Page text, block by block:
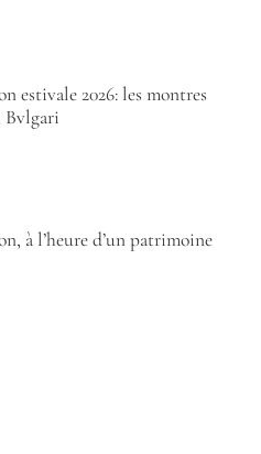
estivale 2026: les montres
Bvlgari
à l’heure d’un patrimoine